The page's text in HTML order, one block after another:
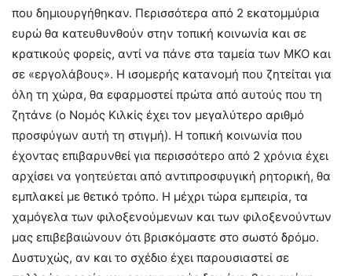
που δημιουργήθηκαν. Περισσότερα από 2 εκατομμύρια
ευρώ θα κατευθυνθούν στην τοπική κοινωνία και σε
κρατικούς φορείς, αντί να πάνε στα ταμεία των ΜΚΟ και
σε «εργολάβους». Η ισομερής κατανομή που ζητείται για
όλη τη χώρα, θα εφαρμοστεί πρώτα από αυτούς που τη
ζητάνε (ο Νομός Κιλκίς έχει τον μεγαλύτερο αριθμό
προσφύγων αυτή τη στιγμή). Η τοπική κοινωνία που
έχοντας επιβαρυνθεί για περισσότερο από 2 χρόνια έχει
αρχίσει να γοητεύεται από αντιπροσφυγική ρητορική, θα
εμπλακεί με θετικό τρόπο. Η μέχρι τώρα εμπειρία, τα
χαμόγελα των φιλοξενούμενων και των φιλοξενούντων
μας επιβεβαιώνουν ότι βρισκόμαστε στο σωστό δρόμο.
Δυστυχώς, αν και το σχέδιο έχει παρουσιαστεί σε